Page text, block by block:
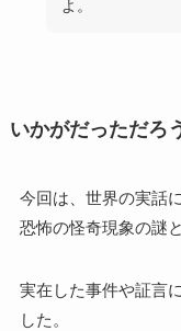
よ。
いかがだっただろ
今回は、世界の実話
恐怖の怪奇現象の謎
実在した事件や証言
した。